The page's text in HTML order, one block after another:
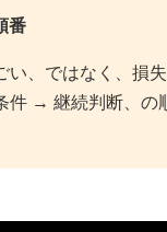
番
い、ではなく、損
件 → 継続判断、の